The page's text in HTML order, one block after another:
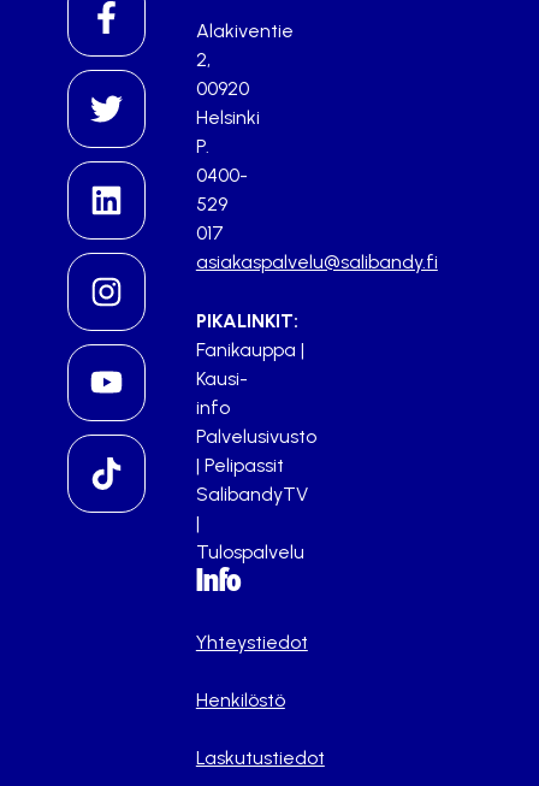
Alakiventie
2,
00920
Helsinki
P.
0400-
529
017
asiakaspalvelu@salibandy.fi
PIKALINKIT:
Fanikauppa |
Kausi-
info
Palvelusivusto
| Pelipassit
SalibandyTV
|
Tulospalvelu
Info
Yhteystiedot
Henkilöstö
Laskutustiedot